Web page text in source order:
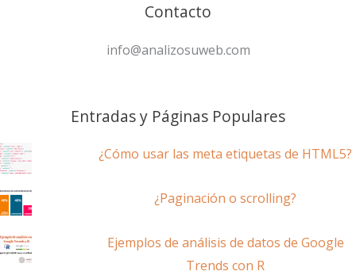
Contacto
info@analizosuweb.com
Entradas y Páginas Populares
¿Cómo usar las meta etiquetas de HTML5?
¿Paginación o scrolling?
Ejemplos de análisis de datos de Google
Trends con R